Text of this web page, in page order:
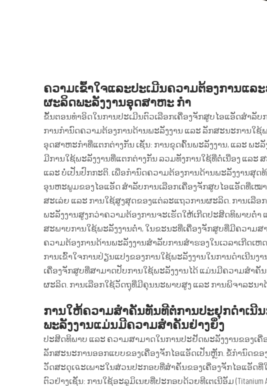
ຄວາມເຂົ້າໃຈແລະປະເມີນຄວາມຕ້ອງການແລ
ຜະລິດພະລັງງານອຸດສາຫະ ກໍາ
ຂັ້ນຕອນທຳອິດໃນການປະເມີນຕົວເລືອກເຄື່ອງຈັກສູບໄອແອັດສຳລັ
ການກຳນົດຄວາມຕ້ອງການດ້ານພະລັງງານ ແລະ ລັກສະນະການໃຊ້
ອຸດສາຫະກຳທີ່ແຕກຕ່າງກັນ ເຊັ່ນ: ການຂຸດຄົ້ນພະລັງງານ, ແລະ ພະລັງ
ມີການໃຊ້ພະລັງງານທີ່ແຕກຕ່າງກັນ ລວມທັງການໃຊ້ທີ່ຕໍ່ເນື່ອງ ແລະ
ແລະ ບໍ່ເປັນປົກກະຕິ. ເພື່ອກຳນົດຄວາມຕ້ອງການດ້ານພະລັງງານສຸດ
ອຸນຫະພູມຂອງໄອແອັດ ສຳລັບການເລືອກເຄື່ອງຈັກສູບໄອແອັດທີ່ເໝ
ສະເລ່ຍ ແລະ ການໃຊ້ສູງສຸດຂອງແຕ່ລະແຖວການຜະລິດ. ການເລື
ພະລັງງານສູງກວ່າຄວາມຕ້ອງການຈະເຮັດໃຫ້ເກີດປະສິດທິພາບຕ່ຳ
ສະພາບການໃຊ້ພະລັງງານຕ່ຳ, ໃນຂະນະທີ່ເຄື່ອງຈັກສູບທີ່ມີຄວາມ
ຄວາມຕ້ອງການດ້ານພະລັງງານສຳລັບການສຳຮອງໃນເວລາເກີດເ
ການເຂົ້າໃຈການປ່ຽນແປງຂອງການໃຊ້ພະລັງງານໃນການດຳເນີນ
ເຄື່ອງຈັກສູບທີ່ສາມາດປັບການໃຊ້ພະລັງງານໄດ້ ແມ່ນມີຄວາມສຳຄັ
ຜະລິດ. ການເລືອກໃຊ້ວັດຖຸທີ່ມີຄຸນນະພາບສູງ ແລະ ການພິຈາລະນ
ການໃຫ້ຄວາມສຳຄັນທັນທີຕໍ່ການປະຢຸກດໍາເນີ
ພະລັງງານແມ່ນມີຄວາມສຳຄັນຢ່າງຍິ່ງ
ປະສິດທິພາບ ແລະ ຄວາມສາມາດໃນການປະຢັດພະລັງງານຂອງເ
ລັກສະນະການອອກແບບຂອງເຄື່ອງຈັກໄອແອັດເປັນຫຼັກ. ຂໍ້ກຳນົດຂ
ວັດສະດຸເฉະເພາະໃນສ່ວນປະກອບທີ່ສຳຄັນຂອງເຄື່ອງຈັກໄອແອັດ
ຕົວຢ່າງເຊັ່ນ: ການໃຊ້ອະລູມິເນຍທີ່ປະກອບດ້ວຍທີເຕເນີອັມ (Titanium